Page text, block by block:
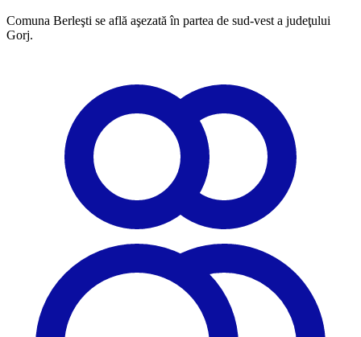
Comuna Berleşti se află aşezată în partea de sud-vest a judeţului
Gorj.